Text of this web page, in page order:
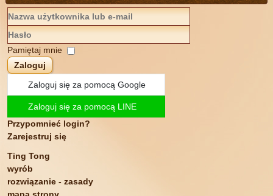
Wiadomość*
Wyślij kopię do siebie
Captcha
Bank: Sparkasse Land Dahme Spree
IBAN: DE30 1605 0000 1000 5997 32
Bic : WELADED1PMB
Pamiętaj mnie
Zaloguj
Zaloguj się za pomocą Google
Zaloguj się za pomocą LINE
Przypomnieć login?
Zarejestruj się
Ting Tong
wyrób
rozwiązanie - zasady